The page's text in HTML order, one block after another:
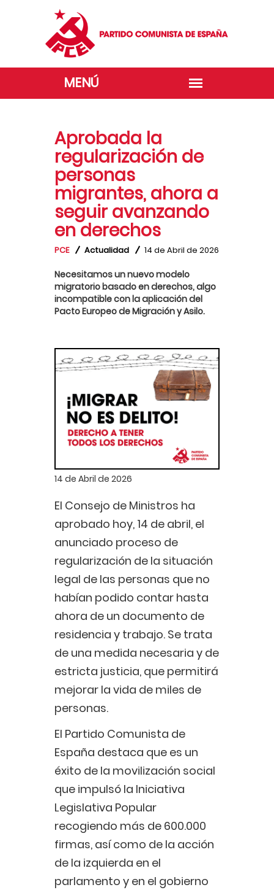
Aprobada la
regularización de
personas
migrantes, ahora a
seguir avanzando
en derechos
PCE Actualidad 14 de Abril de 2026
Necesitamos un nuevo modelo
migratorio basado en derechos, algo
incompatible con la aplicación del
Pacto Europeo de Migración y Asilo.
14 de Abril de 2026
El Consejo de Ministros ha
aprobado hoy, 14 de abril, el
anunciado proceso de
regularización de la situación
legal de las personas que no
habían podido contar hasta
ahora de un documento de
residencia y trabajo. Se trata
de una medida necesaria y de
estricta justicia, que permitirá
mejorar la vida de miles de
personas.
El Partido Comunista de
España destaca que es un
éxito de la movilización social
que impulsó la Iniciativa
Legislativa Popular
recogiendo más de 600.000
firmas, así como de la acción
de la izquierda en el
parlamento y en el gobierno